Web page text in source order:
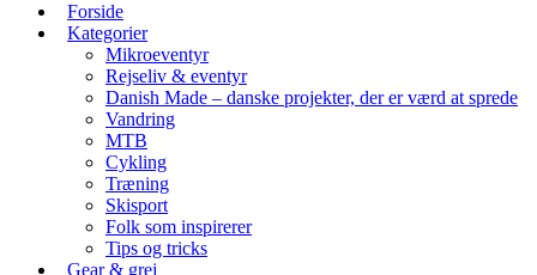
Forside
Kategorier
Mikroeventyr
Rejseliv & eventyr
Danish Made – danske projekter, der er værd at sprede
Vandring
MTB
Cykling
Træning
Skisport
Folk som inspirerer
Tips og tricks
Gear & grej